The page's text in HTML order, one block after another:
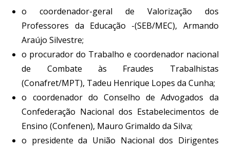
o coordenador-geral de Valorização dos
Professores da Educação -(SEB/MEC), Armando
Araújo Silvestre;
o procurador do Trabalho e coordenador nacional
de Combate às Fraudes Trabalhistas
(Conafret/MPT), Tadeu Henrique Lopes da Cunha;
o coordenador do Conselho de Advogados da
Confederação Nacional dos Estabelecimentos de
Ensino (Confenen), Mauro Grimaldo da Silva;
o presidente da União Nacional dos Dirigentes